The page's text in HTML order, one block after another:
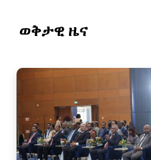
ወቅታዊ ዜና